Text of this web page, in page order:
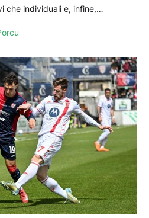
che individuali e, infine,